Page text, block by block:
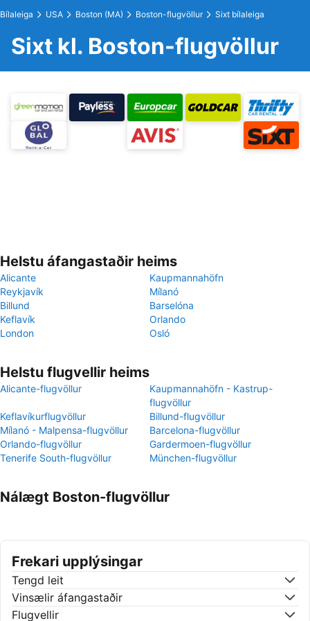
Bílaleiga USA Boston (MA) Boston-flugvöllur Sixt bílaleiga
Sixt kl. Boston-flugvöllur
Helstu áfangastaðir heims
Alicante
Kaupmannahöfn
Reykjavík
Mílanó
Billund
Barselóna
Keflavík
Orlando
London
Osló
Helstu flugvellir heims
Alicante-flugvöllur
Kaupmannahöfn - Kastrup-
flugvöllur
Keflavíkurflugvöllur
Billund-flugvöllur
Mílanó - Malpensa-flugvöllur
Barcelona-flugvöllur
Orlando-flugvöllur
Gardermoen-flugvöllur
Tenerife South-flugvöllur
München-flugvöllur
Nálægt Boston-flugvöllur
Frekari upplýsingar
Tengd leit
Vinsælir áfangastaðir
Flugvellir